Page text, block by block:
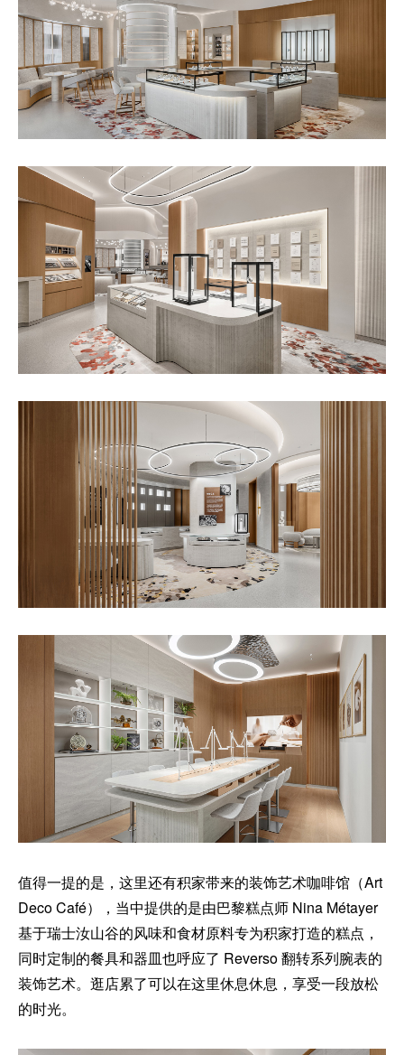
值得一提的是，这里还有积家带来的装饰艺术咖啡馆（Art
Deco Café），当中提供的是由巴黎糕点师 Nina Métayer
基于瑞士汝山谷的风味和食材原料专为积家打造的糕点，
同时定制的餐具和器皿也呼应了 Reverso 翻转系列腕表的
装饰艺术。逛店累了可以在这里休息休息，享受一段放松
的时光。